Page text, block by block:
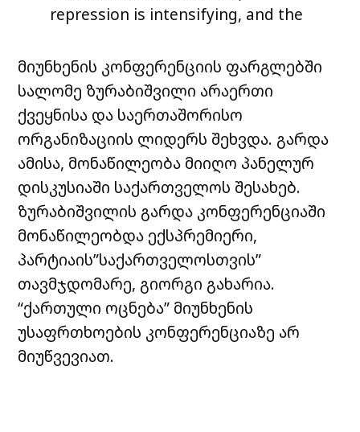
repression is intensifying, and the
situation is worsening after the
loss of U.S. aid, and the EU must
step in to fill the vacuum—
supporting…
pic.twitter.com/l7heyRKWEi
— Rihards Kols (@RihardsKols)
February 16, 2025
მიუნხენის კონფერენციის ფარგლებში
სალომე ზურაბიშვილი არაერთი
ქვეყნისა და საერთაშორისო
ორგანიზაციის ლიდერს შეხვდა. გარდა
ამისა, მონაწილეობა მიიღო პანელურ
დისკუსიაში საქართველოს შესახებ.
ზურაბიშვილის გარდა კონფერენციაში
მონაწილეობდა ექსპრემიერი,
პარტიაის”საქართველოსთვის”
თავმჯდომარე, გიორგი გახარია.
“ქართული ოცნება” მიუნხენის
უსაფრთხოების კონფერენციაზე არ
მიუწვევიათ.